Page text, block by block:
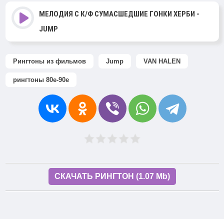
МЕЛОДИЯ С К/Ф СУМАСШЕДШИЕ ГОНКИ ХЕРБИ -
JUMP
Рингтоны из фильмов Jump VAN HALEN
рингтоны 80е-90е
СКАЧАТЬ РИНГТОН (1.07 Mb)